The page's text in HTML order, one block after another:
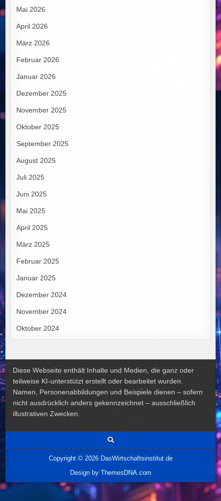
Mai 2026
April 2026
März 2026
Februar 2026
Januar 2026
Dezember 2025
November 2025
Oktober 2025
September 2025
August 2025
Juli 2025
Juni 2025
Mai 2025
April 2025
März 2025
Februar 2025
Januar 2025
Dezember 2024
November 2024
Oktober 2024
Diese Webseite enthält Inhalte und Medien, die ganz oder
teilweise KI-unterstützt erstellt oder bearbeitet wurden.
Namen, Personenabbildungen und Beispiele dienen – sofern
nicht ausdrücklich anders gekennzeichnet – ausschließlich
illustrativen Zwecken.
Copyright © 2026 DasWirtschaftsinstitut.de
Design by ThemesDNA.com